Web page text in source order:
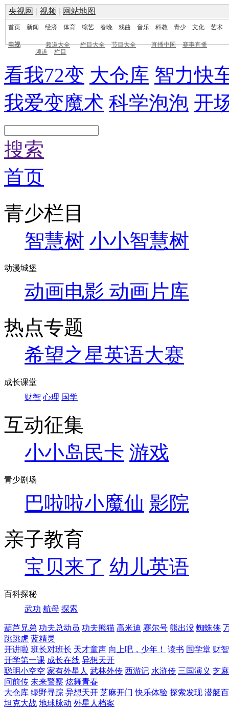
央视网 | 视频 | 网站地图
首页 新闻 经济 体育 综艺 春晚 戏曲 音乐 科教 青少 文化 艺术
电视 频道大全 栏目大全 节目大全 直播中国
赛事直播
频道
栏目
看我72变 大仓库 智力快
我爱变魔术 科学泡泡 开
搜索
首页
青少栏目
智慧树 小小智慧树
动漫城堡
动画电影 动画片库
热点专题
希望之星英语大赛
成长课堂
财智 心理 国学
互动征集
小小岛民卡 游戏
青少剧场
巴啦啦小魔仙 影院
亲子教育
宝贝来了 幼儿英语
百科探秘
武功 航母 探索
葫芦兄弟 功夫总动员 功夫熊猫 高米迪 赛尔号 熊出没 蜘蛛侠
跳跳虎 蓝精灵
开讲啦 班长对班长 天才童声 向上吧，少年！ 读书 国学堂 财
开学第一课 成长在线 异想天开
聪明小空空 家有外星人 武林外传 西游记 水浒传 三国演义 芝
问前传 未来警察 炫舞青春
大仓库 绿野寻踪 异想天开 芝麻开门 快乐体验 探索发现 潜艇
坦克大战 地球脉动 外星人档案